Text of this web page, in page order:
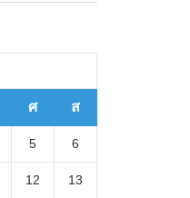
ศ ส
5 6
12 13